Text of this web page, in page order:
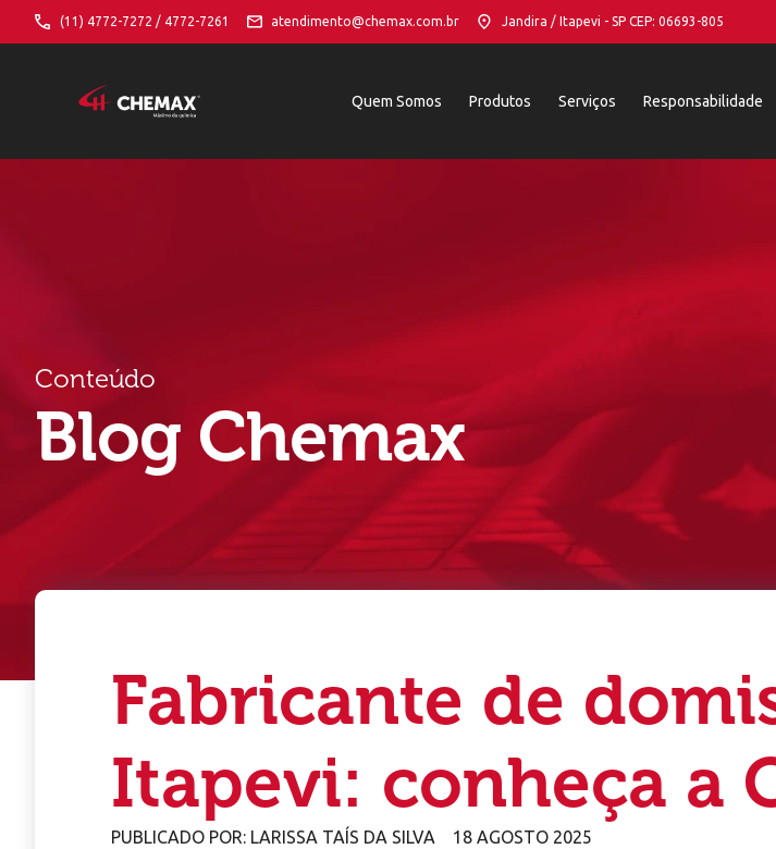
(11) 4772-7272 / 4772-7261 atendimento@chemax.com.br Jandira / Itapevi - SP CEP: 06693-805
Quem Somos Produtos Serviços Responsabilidade
Conteúdo
Blog Chemax
Fabricante de
Itapevi: conheça a
PUBLICADO POR: LARISSA TAÍS DA SILVA 18 AGOSTO 2025